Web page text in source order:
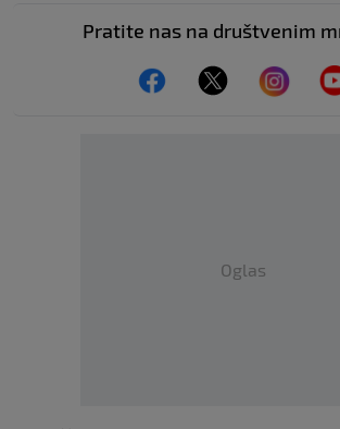
Pratite nas na društvenim
Oglas